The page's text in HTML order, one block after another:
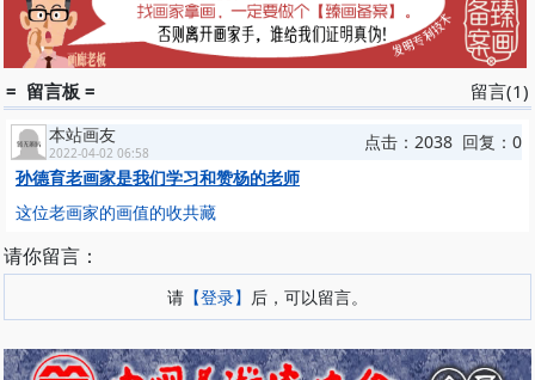
留言(1)
= 留言板 =
本站画友
2022-04-02 06:58
点击：2038 回复：0
孙德育老画家是我们学习和赞杨的老师
这位老画家的画值的收共藏
请你留言：
请 【登录】 后，可以留言。